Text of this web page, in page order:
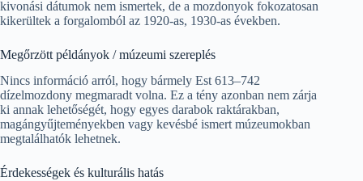
kivonási dátumok nem ismertek, de a mozdonyok fokozatosan
kikerültek a forgalomból az 1920-as, 1930-as években.
Megőrzött példányok / múzeumi szereplés
Nincs információ arról, hogy bármely Est 613–742
dízelmozdony megmaradt volna. Ez a tény azonban nem zárja
ki annak lehetőségét, hogy egyes darabok raktárakban,
magángyűjteményekben vagy kevésbé ismert múzeumokban
megtalálhatók lehetnek.
Érdekességek és kulturális hatás